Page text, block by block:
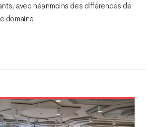
avec néanmoins des différences de
domaine.